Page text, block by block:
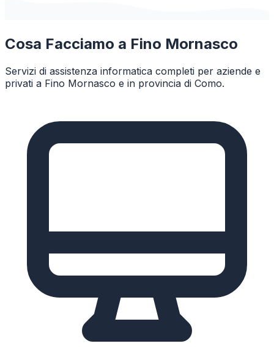
Cosa Facciamo a Fino Mornasco
Servizi di assistenza informatica completi per aziende e
privati a Fino Mornasco e in provincia di Como.